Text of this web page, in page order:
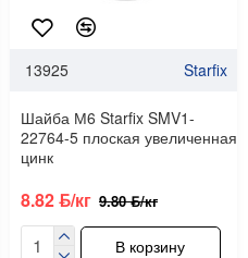
13925 Starfix
Шайба М6 Starfix SMV1-
22764-5 плоская увеличенная
цинк
8.82 ƃ/кг 9.80 ƃ/кг
В корзину